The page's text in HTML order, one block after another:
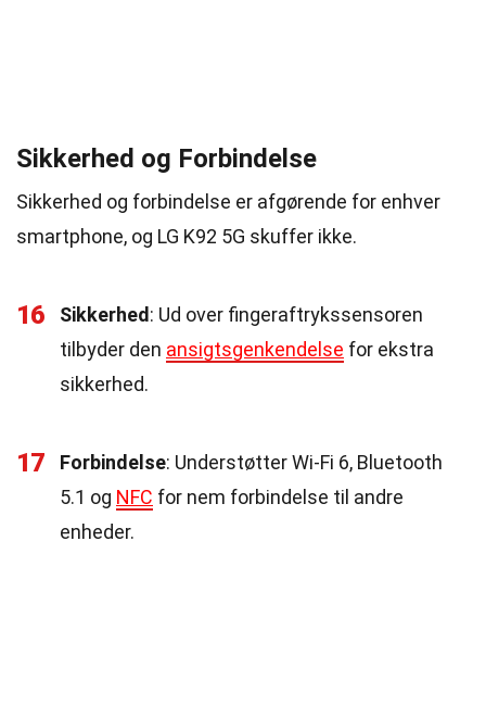
Sikkerhed og Forbindelse
Sikkerhed og forbindelse er afgørende for enhver
smartphone, og LG K92 5G skuffer ikke.
16 Sikkerhed : Ud over fingeraftrykssensoren
tilbyder den ansigtsgenkendelse for ekstra
sikkerhed.
17 Forbindelse: Understøtter Wi-Fi 6, Bluetooth
5.1 og NFC for nem forbindelse til andre
enheder.